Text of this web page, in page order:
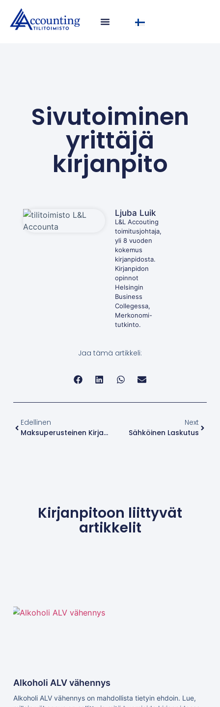
Sivutoiminen
yrittäjä
kirjanpito
Ljuba Luik
L&L Accouting
toimitusjohtaja,
yli 8 vuoden
kokemus
kirjanpidosta.
Kirjanpidon
opinnot
Helsingin
Business
Collegessa,
Merkonomi-
tutkinto.
Jaa tämä artikkeli:
Edellinen
Maksuperusteinen Kirjanpito Toiminimi
Next
Sähköinen Laskutus
Kirjanpitoon liittyvät
artikkelit
Alkoholi ALV vähennys
Alkoholi ALV vähennys on mahdollista tietyin ehdoin. Lue,